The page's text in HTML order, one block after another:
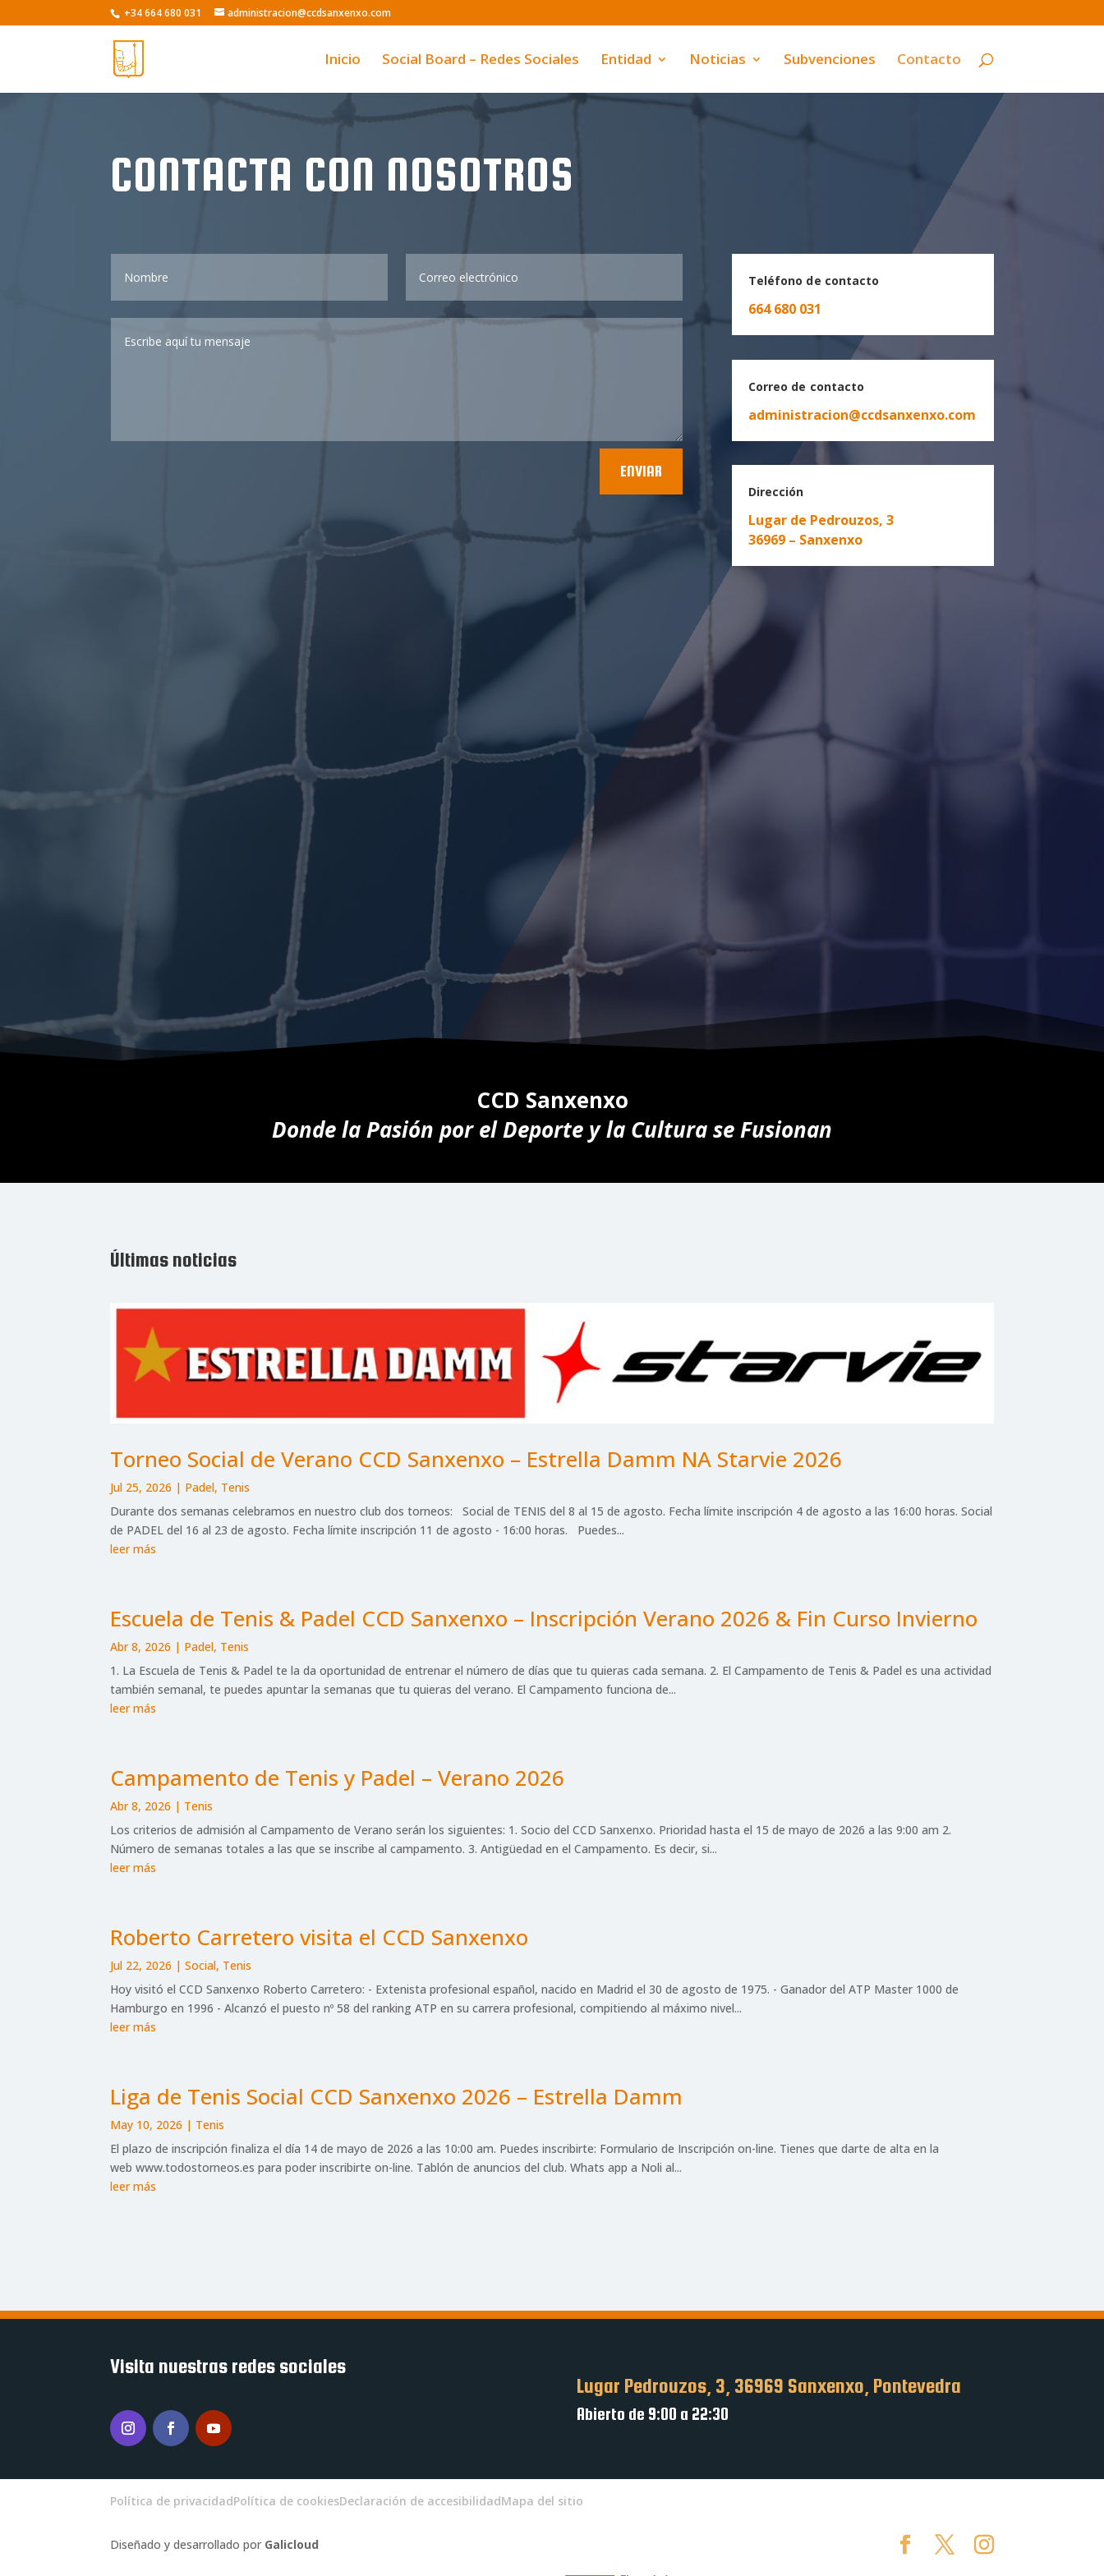
+34 664 680 031 administracion@ccdsanxenxo.com
Inicio Social Board – Redes Sociales Entidad Noticias Subvenciones Contacto
CONTACTA CON NOSOTROS
electrónico
aquí
ENVIAR
Teléfono de contacto
664 680 031
Correo de contacto
administracion@ccdsanxenxo.com
Dirección
Lugar de Pedrouzos, 3
36969 – Sanxenxo
CCD Sanxenxo
Donde la Pasión por el Deporte y la Cultura se Fusionan
Últimas noticias
Torneo Social de Verano CCD Sanxenxo – Estrella Damm NA Starvie 2026
Jul 25, 2026 | Padel, Tenis
Durante dos semanas celebramos en nuestro club dos torneos: Social de TENIS del 8 al 15 de agosto. Fecha límite inscripción 4 de agosto a las 16:00 horas. Social
de PADEL del 16 al 23 de agosto. Fecha límite inscripción 11 de agosto - 16:00 horas. Puedes...
leer más
Escuela de Tenis & Padel CCD Sanxenxo – Inscripción Verano 2026 & Fin Curso Invierno
Abr 8, 2026 | Padel, Tenis
1. La Escuela de Tenis & Padel te la da oportunidad de entrenar el número de días que tu quieras cada semana. 2. El Campamento de Tenis & Padel es una actividad
también semanal, te puedes apuntar la semanas que tu quieras del verano. El Campamento funciona de...
leer más
Campamento de Tenis y Padel – Verano 2026
Abr 8, 2026 | Tenis
Los criterios de admisión al Campamento de Verano serán los siguientes: 1. Socio del CCD Sanxenxo. Prioridad hasta el 15 de mayo de 2026 a las 9:00 am 2.
Número de semanas totales a las que se inscribe al campamento. 3. Antigüedad en el Campamento. Es decir, si...
leer más
Roberto Carretero visita el CCD Sanxenxo
Jul 22, 2026 |Social, Tenis
Hoy visitó el CCD Sanxenxo Roberto Carretero: - Extenista profesional español, nacido en Madrid el 30 de agosto de 1975. - Ganador del ATP Master 1000 de
Hamburgo en 1996 - Alcanzó el puesto nº 58 del ranking ATP en su carrera profesional, compitiendo al máximo nivel...
leer más
Liga de Tenis Social CCD Sanxenxo 2026 – Estrella Damm
May 10, 2026 | Tenis
El plazo de inscripción finaliza el día 14 de mayo de 2026 a las 10:00 am. Puedes inscribirte: Formulario de Inscripción on-line. Tienes que darte de alta en la
web www.todostorneos.es para poder inscribirte on-line. Tablón de anuncios del club. Whats app a Noli al...
leer más
Visita nuestras redes sociales
InstagramFacebookYouTube
Lugar Pedrouzos, 3, 36969 Sanxenxo, Pontevedra
Abierto de 9:00 a 22:30
Política de privacidadPolítica de cookiesDeclaración de accesibilidadMapa del sitio
Diseñado y desarrollado por Galicloud